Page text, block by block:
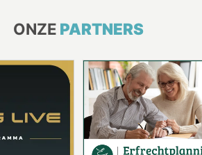
ONZE PARTNERS